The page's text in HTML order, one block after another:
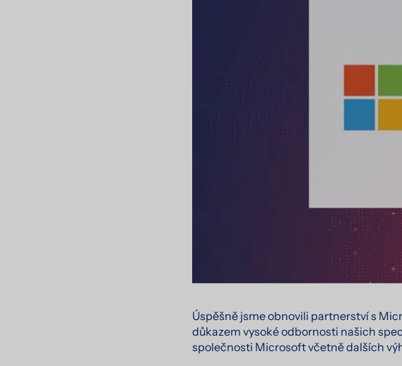
Úspěšně jsme obnovili partnerství s
důkazem vysoké odbornosti našich
společnosti Microsoft včetně dalších